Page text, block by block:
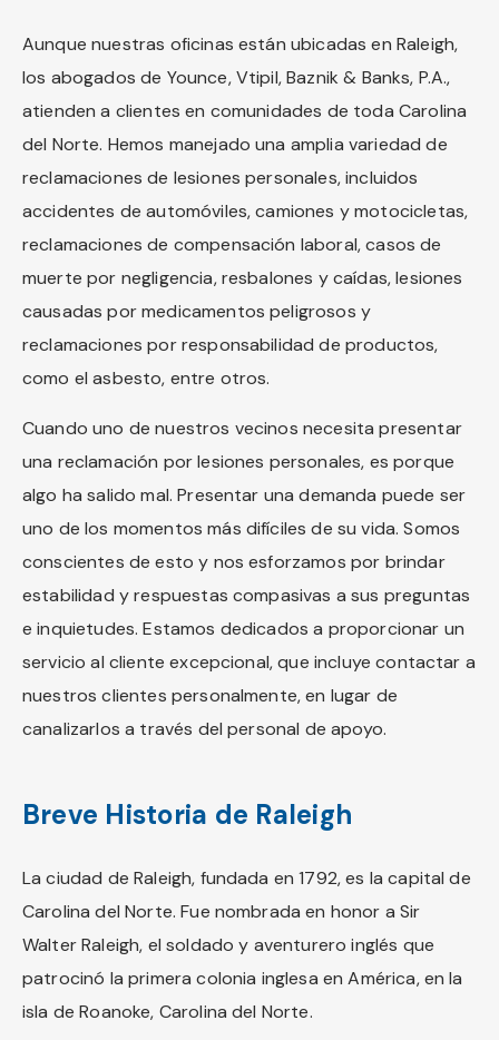
Aunque nuestras oficinas están ubicadas en Raleigh,
los abogados de Younce, Vtipil, Baznik & Banks, P.A.,
atienden a clientes en comunidades de toda Carolina
del Norte. Hemos manejado una amplia variedad de
reclamaciones de lesiones personales, incluidos
accidentes de automóviles, camiones y motocicletas,
reclamaciones de compensación laboral, casos de
muerte por negligencia, resbalones y caídas, lesiones
causadas por medicamentos peligrosos y
reclamaciones por responsabilidad de productos,
como el asbesto, entre otros.
Cuando uno de nuestros vecinos necesita presentar
una reclamación por lesiones personales, es porque
algo ha salido mal. Presentar una demanda puede ser
uno de los momentos más difíciles de su vida. Somos
conscientes de esto y nos esforzamos por brindar
estabilidad y respuestas compasivas a sus preguntas
e inquietudes. Estamos dedicados a proporcionar un
servicio al cliente excepcional, que incluye contactar a
nuestros clientes personalmente, en lugar de
canalizarlos a través del personal de apoyo.
Breve Historia de Raleigh
La ciudad de Raleigh, fundada en 1792, es la capital de
Carolina del Norte. Fue nombrada en honor a Sir
Walter Raleigh, el soldado y aventurero inglés que
patrocinó la primera colonia inglesa en América, en la
isla de Roanoke, Carolina del Norte.